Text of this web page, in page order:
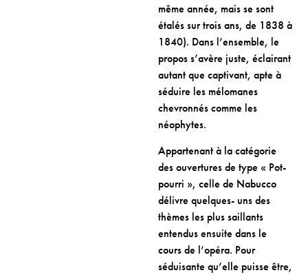
même année, mais se sont
étalés sur trois ans, de 1838 à
1840). Dans l’ensemble, le
propos s’avère juste, éclairant
autant que captivant, apte à
séduire les mélomanes
chevronnés comme les
néophytes.
Appartenant à la catégorie
des ouvertures de type « Pot-
pourri », celle de Nabucco
délivre quelques- uns des
thèmes les plus saillants
entendus ensuite dans le
cours de l’opéra. Pour
séduisante qu’elle puisse être,